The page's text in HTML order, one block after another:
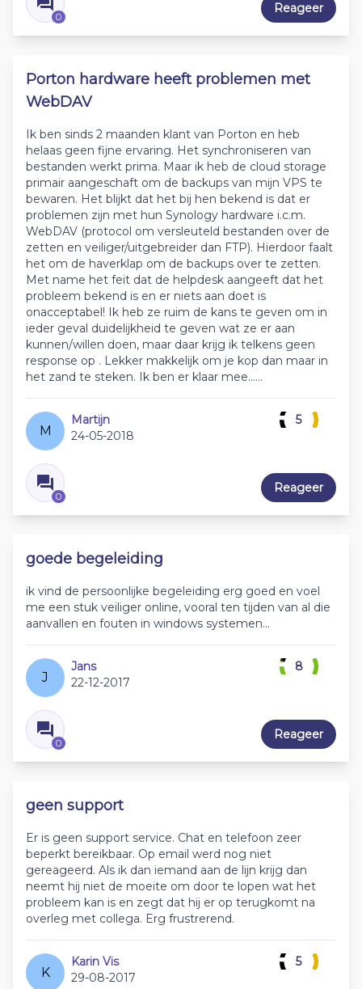
0
Reageer
Porton hardware heeft problemen met
WebDAV
Ik ben sinds 2 maanden klant van Porton en heb
helaas geen fijne ervaring. Het synchroniseren van
bestanden werkt prima. Maar ik heb de cloud storage
primair aangeschaft om de backups van mijn VPS te
bewaren. Het blijkt dat het bij hen bekend is dat er
problemen zijn met hun Synology hardware i.c.m.
WebDAV (protocol om versleuteld bestanden over de
zetten en veiliger/uitgebreider dan FTP). Hierdoor faalt
het om de haverklap om de backups over te zetten.
Met name het feit dat de helpdesk aangeeft dat het
probleem bekend is en er niets aan doet is
onacceptabel! Ik heb ze ruim de kans te geven om in
ieder geval duidelijkheid te geven wat ze er aan
kunnen/willen doen, maar daar krijg ik telkens geen
response op . Lekker makkelijk om je kop dan maar in
het zand te steken. Ik ben er klaar mee......
M
Martijn
24-05-2018
0
5
Reageer
goede begeleiding
ik vind de persoonlijke begeleiding erg goed en voel
me een stuk veiliger online, vooral ten tijden van al die
aanvallen en fouten in windows systemen...
J
Jans
22-12-2017
0
8
Reageer
geen support
Er is geen support service. Chat en telefoon zeer
beperkt bereikbaar. Op email werd nog niet
gereageerd. Als ik dan iemand aan de lijn krijg dan
neemt hij niet de moeite om door te lopen wat het
probleem kan is en zegt dat hij er op terugkomt na
overleg met collega. Erg frustrerend.
K
Karin Vis
29-08-2017
5